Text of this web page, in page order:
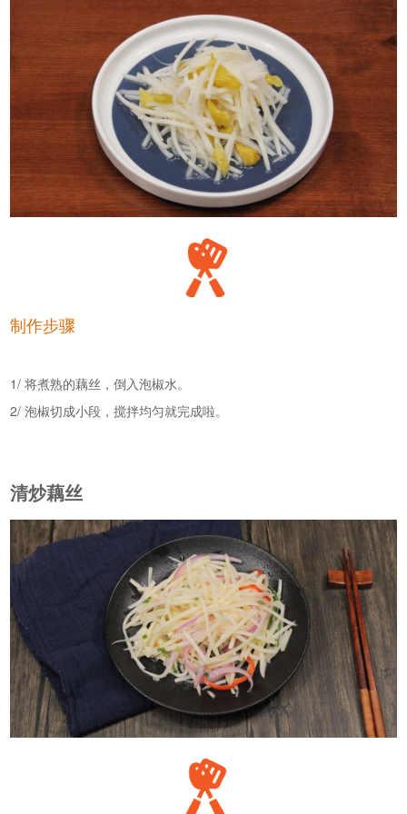
制作步骤
1/ 将煮熟的藕丝，倒入泡椒水。
2/ 泡椒切成小段，搅拌均匀就完成啦。
清炒藕丝